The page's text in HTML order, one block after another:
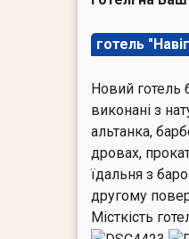
готель
Новий готель
виконані з
альтанка,
дровах,
їдальня з
другому
Місткість